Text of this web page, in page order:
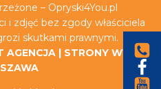
– Opryski4You.pl
i zdjęć bez zgody właściciela
skutkami prawnymi.
AGENCJA| STRONY WWW